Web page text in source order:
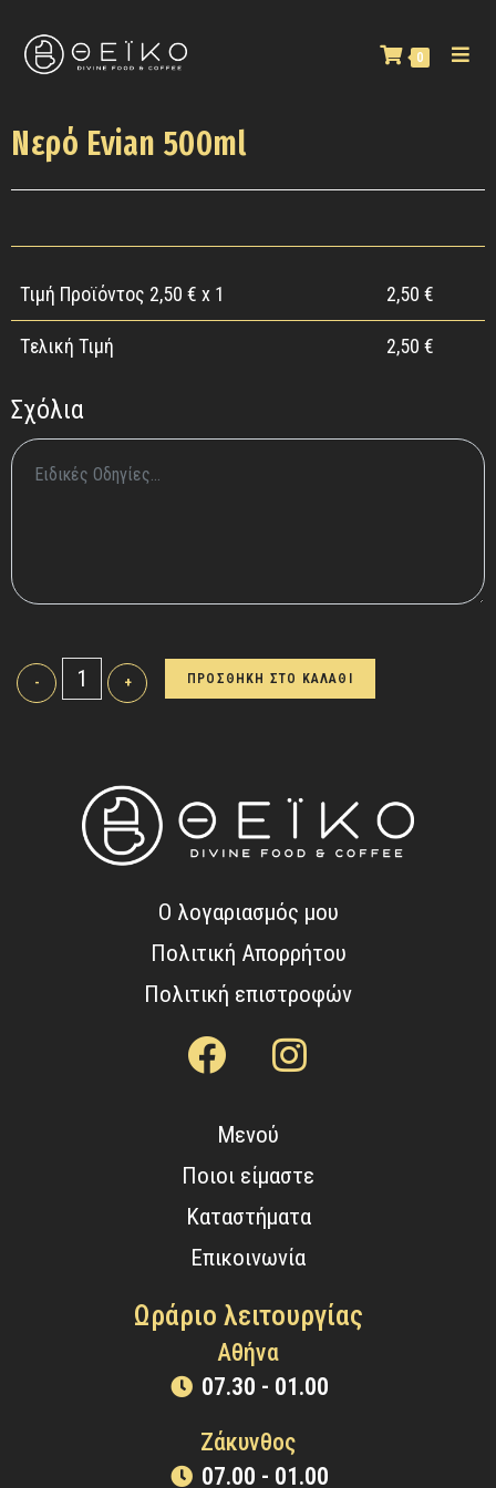
0
Νερό Evian 500ml
Τιμή Προϊόντος 2,50 € x 1 2,50 €
Tελική Τιμή 2,50 €
Σχόλια
- + ΠΡΟΣΘΗΚΗ ΣΤΟ ΚΑΛΑΘΙ
Ωράριο λειτουργίας
Αθήνα
07.30 - 01.00
Ζάκυνθος
07.00 - 01.00
Μενού
Ποιοι είμαστε
Καταστήματα
Επικοινωνία
Ο λογαριασμός μου
Πολιτική Απορρήτου
Πολιτική επιστροφών